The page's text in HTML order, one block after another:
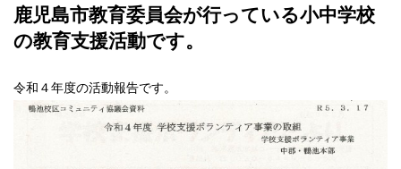
鹿児島市教育委員会が行っている小中学校
の教育支援活動です。
令和４年度の活動報告です。